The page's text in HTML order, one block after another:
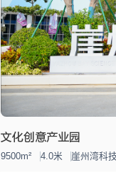
文化创意产业园
9500m² 4.0米 崖州湾科